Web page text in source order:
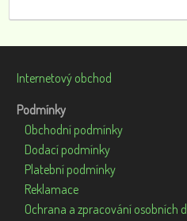
Internetový obchod
Podmínky
Obchodní podmínky
Dodací podmínky
Platební podmínky
Reklamace
Ochrana a zpracování osobních